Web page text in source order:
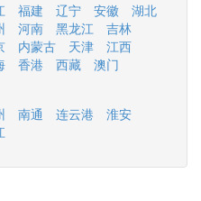
福建 辽宁 安徽
湖北
河南 黑龙江
吉林
内蒙古 天津
江西
香港 西藏
澳门
南通 连云港
淮安